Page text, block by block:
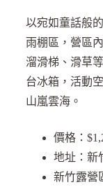
以宛如童話般
雨棚區，營區
溜滑梯、滑草
台冰箱，活動
山嵐雲海。
價格：
地址：新
新竹露營